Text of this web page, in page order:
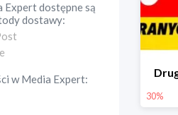
Expertdostępne są
dostawy:
wMedia Expert:
30%